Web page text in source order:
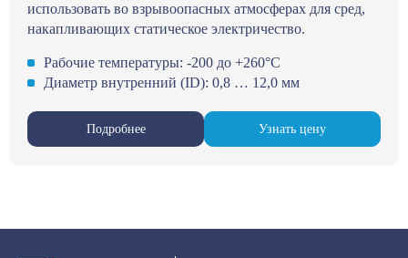
использовать во взрывоопасных атмосферах для сред,
накапливающих статическое электричество.
Рабочие температуры: -200 до +260°С
Диаметр внутренний (ID): 0,8 … 12,0 мм
Подробнее Узнать цену